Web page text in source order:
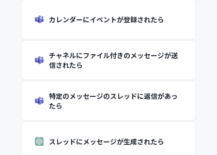
カレンダーにイベントが登録されたら
チャネルにファイル付きのメッセージが送
信されたら
特定のメッセージのスレッドに返信があっ
たら
スレッドにメッセージが生成されたら